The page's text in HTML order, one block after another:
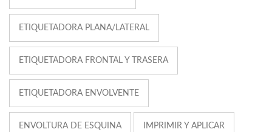
ETIQUETADORA PLANA/LATERAL
ETIQUETADORA FRONTAL Y TRASERA
ETIQUETADORA ENVOLVENTE
ENVOLTURA DE ESQUINA IMPRIMIR Y APLICAR